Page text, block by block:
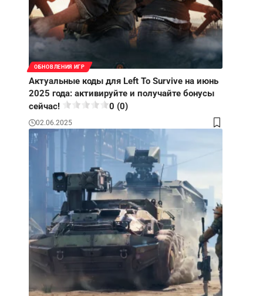
ОБНОВЛЕНИЯ ИГР
Актуальные коды для Left To Survive на июнь
2025 года: активируйте и получайте бонусы
сейчас!
0 (0)
02.06.2025